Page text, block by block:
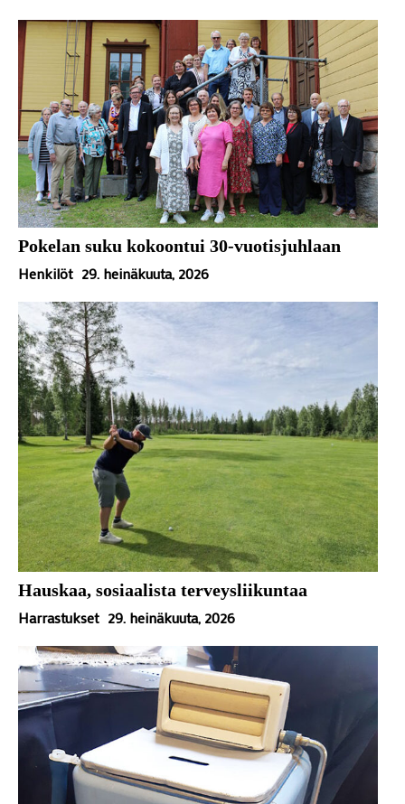
Pokelan suku kokoontui 30-vuotisjuhlaan
Henkilöt 29. heinäkuuta, 2026
Hauskaa, sosiaalista terveysliikuntaa
Harrastukset 29. heinäkuuta, 2026